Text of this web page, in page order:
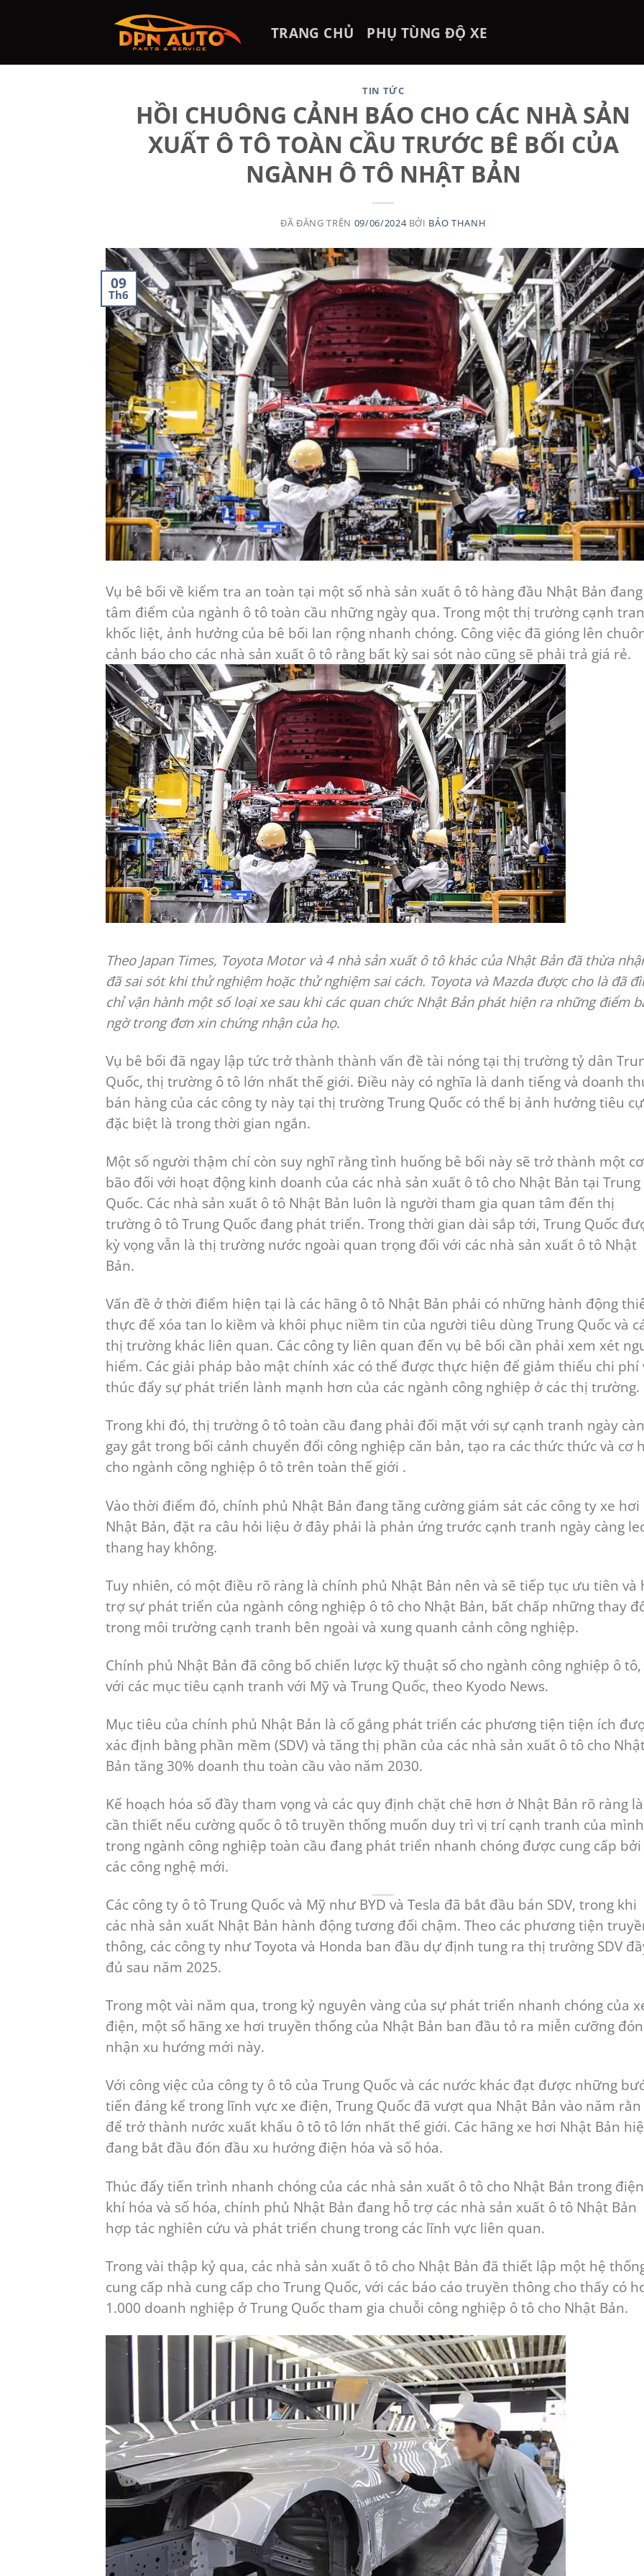
TRANG CHỦ PHỤ TÙNG ĐỘ XE
TIN TỨC
HỒI CHUÔNG CẢNH BÁO CHO CÁC NHÀ SẢN
XUẤT Ô TÔ TOÀN CẦU TRƯỚC BÊ BỐI CỦA
NGÀNH Ô TÔ NHẬT BẢN
ĐÃ ĐĂNG TRÊN 09/06/2024 BỞI BẢO THANH
09
Th6
Vụ bê bối về kiểm tra an toàn tại một số nhà sản xuất ô tô hàng đầu Nhật Bản
tâm điểm của ngành ô tô toàn cầu những ngày qua. Trong một thị trường cạnh
khốc liệt, ảnh hưởng của bê bối lan rộng nhanh chóng. Công việc đã gióng lên
cảnh báo cho các nhà sản xuất ô tô rằng bất kỳ sai sót nào cũng sẽ phải trả giá rẻ.
Theo Japan Times, Toyota Motor và 4 nhà sản xuất ô tô khác của Nhật Bản đã thừa
đã sai sót khi thử nghiệm hoặc thử nghiệm sai cách. Toyota và Mazda được cho là đã
chỉ vận hành một số loại xe sau khi các quan chức Nhật Bản phát hiện ra những điểm
ngờ trong đơn xin chứng nhận của họ.
Vụ bê bối đã ngay lập tức trở thành thành vấn đề tài nóng tại thị trường tỷ dân
Quốc, thị trường ô tô lớn nhất thế giới. Điều này có nghĩa là danh tiếng và doanh
bán hàng của các công ty này tại thị trường Trung Quốc có thể bị ảnh hưởng tiêu
đặc biệt là trong thời gian ngắn.
Một số người thậm chí còn suy nghĩ rằng tình huống bê bối này sẽ trở thành một
bão đối với hoạt động kinh doanh của các nhà sản xuất ô tô cho Nhật Bản tại Trung
Quốc. Các nhà sản xuất ô tô Nhật Bản luôn là người tham gia quan tâm đến thị
trường ô tô Trung Quốc đang phát triển. Trong thời gian dài sắp tới, Trung Quốc
kỳ vọng vẫn là thị trường nước ngoài quan trọng đối với các nhà sản xuất ô tô Nhật
Bản.
Vấn đề ở thời điểm hiện tại là các hãng ô tô Nhật Bản phải có những hành động
thực để xóa tan lo kiềm và khôi phục niềm tin của người tiêu dùng Trung Quốc và
thị trường khác liên quan. Các công ty liên quan đến vụ bê bối cần phải xem xét
hiểm. Các giải pháp bảo mật chính xác có thể được thực hiện để giảm thiểu chi phí
thúc đẩy sự phát triển lành mạnh hơn của các ngành công nghiệp ở các thị trường.
Trong khi đó, thị trường ô tô toàn cầu đang phải đối mặt với sự cạnh tranh ngày
gay gắt trong bối cảnh chuyển đổi công nghiệp căn bản, tạo ra các thức thức và cơ
cho ngành công nghiệp ô tô trên toàn thế giới .
Vào thời điểm đó, chính phủ Nhật Bản đang tăng cường giám sát các công ty xe hơi
Nhật Bản, đặt ra câu hỏi liệu ở đây phải là phản ứng trước cạnh tranh ngày càng
thang hay không.
Tuy nhiên, có một điều rõ ràng là chính phủ Nhật Bản nên và sẽ tiếp tục ưu tiên và
trợ sự phát triển của ngành công nghiệp ô tô cho Nhật Bản, bất chấp những thay
trong môi trường cạnh tranh bên ngoài và xung quanh cảnh công nghiệp.
Chính phủ Nhật Bản đã công bố chiến lược kỹ thuật số cho ngành công nghiệp ô tô,
với các mục tiêu cạnh tranh với Mỹ và Trung Quốc, theo Kyodo News.
Mục tiêu của chính phủ Nhật Bản là cố gắng phát triển các phương tiện tiện ích
xác định bằng phần mềm (SDV) và tăng thị phần của các nhà sản xuất ô tô cho
Bản tăng 30% doanh thu toàn cầu vào năm 2030.
Kế hoạch hóa số đầy tham vọng và các quy định chặt chẽ hơn ở Nhật Bản rõ ràng là
cần thiết nếu cường quốc ô tô truyền thống muốn duy trì vị trí cạnh tranh của mình
trong ngành công nghiệp toàn cầu đang phát triển nhanh chóng được cung cấp bởi
các công nghệ mới.
Các công ty ô tô Trung Quốc và Mỹ như BYD và Tesla đã bắt đầu bán SDV, trong khi
các nhà sản xuất Nhật Bản hành động tương đối chậm. Theo các phương tiện
thông, các công ty như Toyota và Honda ban đầu dự định tung ra thị trường SDV
đủ sau năm 2025.
Trong một vài năm qua, trong kỷ nguyên vàng của sự phát triển nhanh chóng của
điện, một số hãng xe hơi truyền thống của Nhật Bản ban đầu tỏ ra miễn cưỡng đón
nhận xu hướng mới này.
Với công việc của công ty ô tô của Trung Quốc và các nước khác đạt được những
tiến đáng kể trong lĩnh vực xe điện, Trung Quốc đã vượt qua Nhật Bản vào năm rằn
để trở thành nước xuất khẩu ô tô tô lớn nhất thế giới. Các hãng xe hơi Nhật Bản
đang bắt đầu đón đầu xu hướng điện hóa và số hóa.
Thúc đẩy tiến trình nhanh chóng của các nhà sản xuất ô tô cho Nhật Bản trong điện
khí hóa và số hóa, chính phủ Nhật Bản đang hỗ trợ các nhà sản xuất ô tô Nhật Bản
hợp tác nghiên cứu và phát triển chung trong các lĩnh vực liên quan.
Trong vài thập kỷ qua, các nhà sản xuất ô tô cho Nhật Bản đã thiết lập một hệ
cung cấp nhà cung cấp cho Trung Quốc, với các báo cáo truyền thông cho thấy có
1.000 doanh nghiệp ở Trung Quốc tham gia chuỗi công nghiệp ô tô cho Nhật Bản.